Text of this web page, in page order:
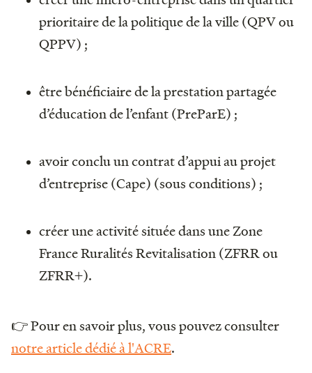
prioritaire de la politique de la ville (QPV ou
QPPV) ;
être bénéficiaire de la prestation partagée
d’éducation de l’enfant (PreParE) ;
avoir conclu un contrat d’appui au projet
d’entreprise (Cape) (sous conditions) ;
créer une activité située dans une Zone
France Ruralités Revitalisation (ZFRR ou
ZFRR+).
👉 Pour en savoir plus, vous pouvez consulter
notre article dédié à l'ACRE.